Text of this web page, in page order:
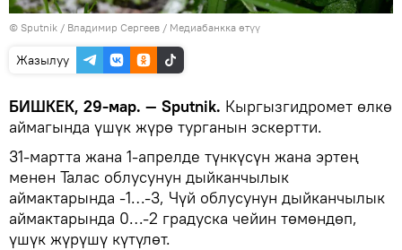
© Sputnik / Владимир Сергеев / Медиабанкка өтүү
Жазылуу
БИШКЕК, 29-мар. — Sputnik. Кыргызгидромет өлкө
аймагында үшүк жүрө турганын эскертти.
31-мартта жана 1-апрелде түнкүсүн жана эртең
менен Талас облусунун дыйканчылык
аймактарында -1…-3, Чүй облусунун дыйканчылык
аймактарында 0…-2 градуска чейин төмөндөп,
үшүк жүрүшү күтүлөт.